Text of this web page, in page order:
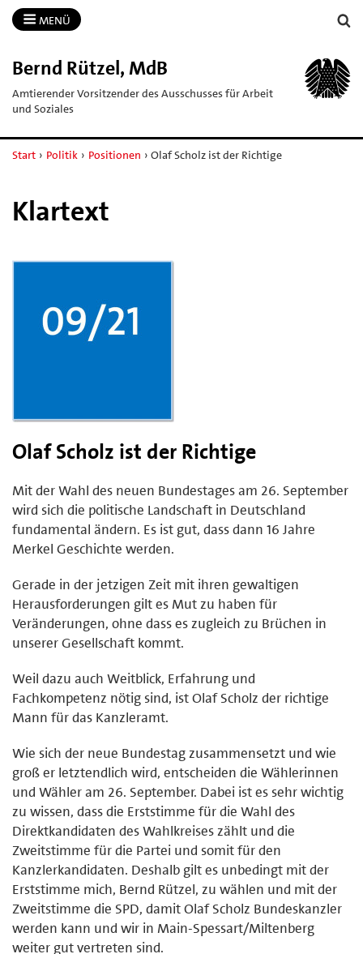
MENÜ
Bernd Rützel, MdB
Amtierender Vorsitzender des Ausschusses für Arbeit
und Soziales
Start › Politik › Positionen › Olaf Scholz ist der Richtige
Klartext
Olaf Scholz ist der Richtige
Mit der Wahl des neuen Bundestages am 26. September
wird sich die politische Landschaft in Deutschland
fundamental ändern. Es ist gut, dass dann 16 Jahre
Merkel Geschichte werden.
Gerade in der jetzigen Zeit mit ihren gewaltigen
Herausforderungen gilt es Mut zu haben für
Veränderungen, ohne dass es zugleich zu Brüchen in
unserer Gesellschaft kommt.
Weil dazu auch Weitblick, Erfahrung und
Fachkompetenz nötig sind, ist Olaf Scholz der richtige
Mann für das Kanzleramt.
Wie sich der neue Bundestag zusammensetzt und wie
groß er letztendlich wird, entscheiden die Wählerinnen
und Wähler am 26. September. Dabei ist es sehr wichtig
zu wissen, dass die Erststimme für die Wahl des
Direktkandidaten des Wahlkreises zählt und die
Zweitstimme für die Partei und somit für den
Kanzlerkandidaten. Deshalb gilt es unbedingt mit der
Erststimme mich, Bernd Rützel, zu wählen und mit der
Zweitstimme die SPD, damit Olaf Scholz Bundeskanzler
werden kann und wir in Main-Spessart/Miltenberg
weiter gut vertreten sind.